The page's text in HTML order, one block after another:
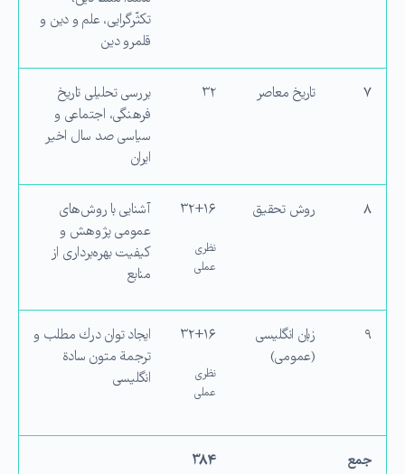
‌تكثّرگرایی، علم و دین و
قلمرو دین
۷ تاریخ معاصر ۳۲
بررسی تحلیلی تاریخ
فرهنگی، اجتماعی و
سیاسی صد سال اخیر
ایران
۸ روش تحقیق ۳۲+۱۶
نظری
عملی
آشنایی با روش‌های
عمومی پژوهش و
كیفیت بهره‌برداری از
منابع
۹
زبان انگلیسی
(عمومی)
۳۲+۱۶
نظری
عملی
ایجاد توان درك مطلب و
ترجمة متون سادة
انگلیسی
جمع ۳۸۴